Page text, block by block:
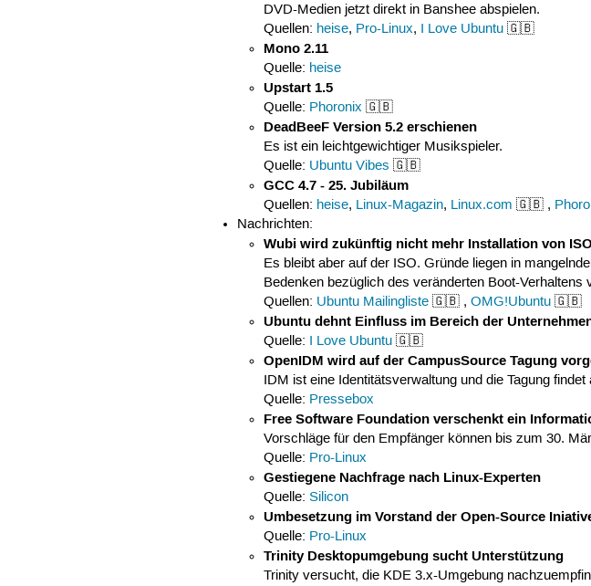
DVD-Medien jetzt direkt in Banshee abspielen.
Quellen: heise, Pro-Linux, I Love Ubuntu 🇬🇧
Mono 2.11
Quelle: heise
Upstart 1.5
Quelle: Phoronix 🇬🇧
DeadBeeF Version 5.2 erschienen
Es ist ein leichtgewichtiger Musikspieler.
Quelle: Ubuntu Vibes 🇬🇧
GCC 4.7 - 25. Jubiläum
Quellen: heise, Linux-Magazin, Linux.com 🇬🇧 ,
Nachrichten:
Wubi wird zukünftig nicht mehr Installation von
Es bleibt aber auf der ISO. Gründe liegen in
Bedenken bezüglich des veränderten Boot-Verhaltens
Quellen: Ubuntu Mailingliste 🇬🇧 ,OMG!Ubuntu 🇬🇧
Ubuntu dehnt Einfluss im Bereich der
Quelle: I Love Ubuntu 🇬🇧
OpenIDM wird auf der CampusSource Tagung
IDM ist eine Identitätsverwaltung und die Tagung
Quelle: Pressebox
Free Software Foundation verschenkt ein
Vorschläge für den Empfänger können bis zum 30.
Quelle: Pro-Linux
Gestiegene Nachfrage nach Linux-Experten
Quelle:Silicon
Umbesetzung im Vorstand der Open-Source
Quelle: Pro-Linux
Trinity Desktopumgebung sucht Unterstützung
Trinity versucht, die KDE 3.x-Umgebung